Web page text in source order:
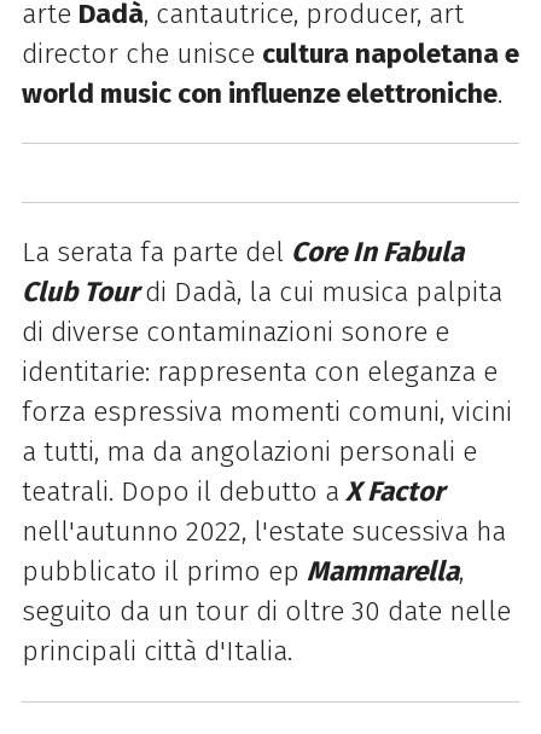
arte Dadà, cantautrice, producer, art
director che unisce cultura napoletana e
world music con influenze elettroniche.
La serata fa parte del Core In Fabula
Club Tourdi Dadà, la cui musica palpita
di diverse contaminazioni sonore e
identitarie: rappresenta con eleganza e
forza espressiva momenti comuni, vicini
a tutti, ma da angolazioni personali e
teatrali. Dopo il debutto a X Factor
nell'autunno 2022, l'estate sucessiva ha
pubblicato il primo ep Mammarella,
seguito da un tour di oltre 30 date nelle
principali città d'Italia.